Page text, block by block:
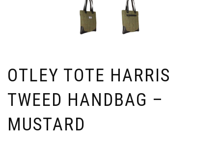
OTLEY TOTE HARRIS
TWEED HANDBAG –
MUSTARD